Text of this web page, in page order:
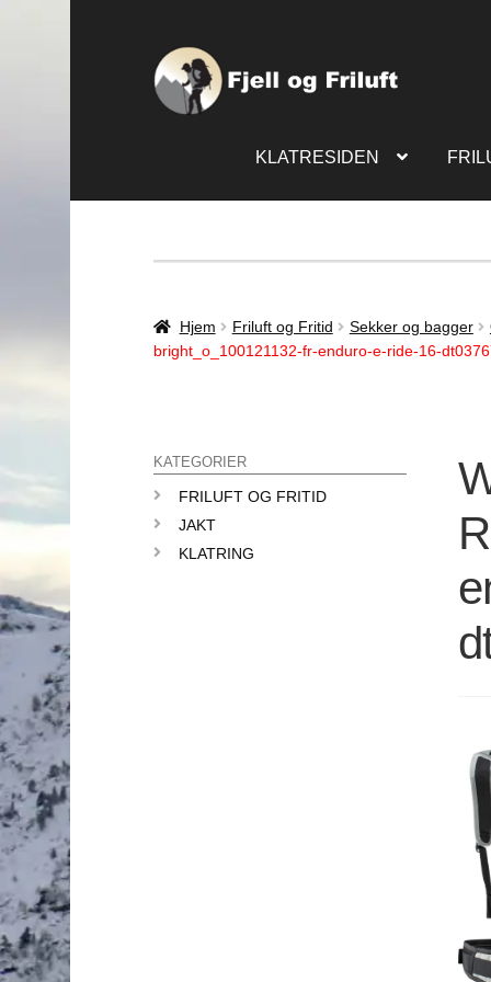
KLATRESIDEN
Hjem Friluft og Fritid Sekker og bagger
bright_o_100121132-fr-enduro-e-ride-16-
KATEGORIER
FRILUFT OG FRITID
JAKT
KLATRING